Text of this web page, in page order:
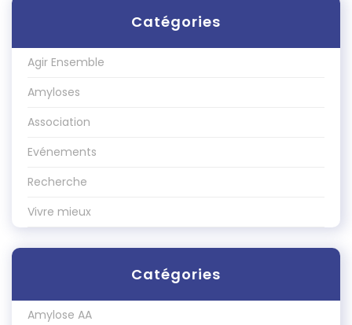
Catégories
Agir Ensemble
Amyloses
Association
Evénements
Recherche
Vivre mieux
Catégories
Amylose AA